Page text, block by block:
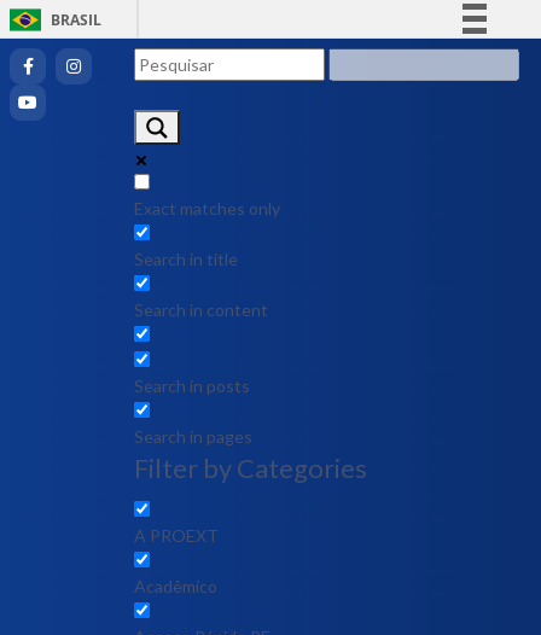
BRASIL
Exact matches only
Search in title
Search in content
Search in posts
Search in pages
Filter by Categories
A PROEXT
Acadêmico